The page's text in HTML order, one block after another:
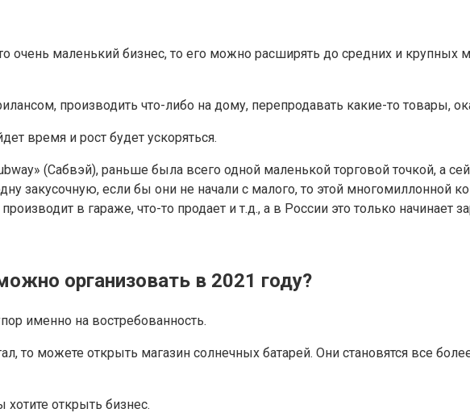
очень маленький бизнес, то его можно расширять до средних и крупных
производить что-либо на дому, перепродавать какие-то товары,
время и рост будет ускоряться.
(Сабвэй), раньше была всего одной маленькой торговой точкой, а
закусочную, если бы они не начали с малого, то этой
в гараже, что-то продает и т.д., а в России это только начинает
организовать в 2021 году?
именно на востребованность.
то можете открыть магазин солнечных батарей. Они становятся все
открыть бизнес.